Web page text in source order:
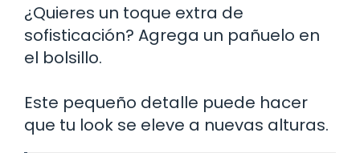
¿Quieres un toque extra de
sofisticación? Agrega un pañuelo en
el bolsillo.
Este pequeño detalle puede hacer
que tu look se eleve a nuevas alturas.